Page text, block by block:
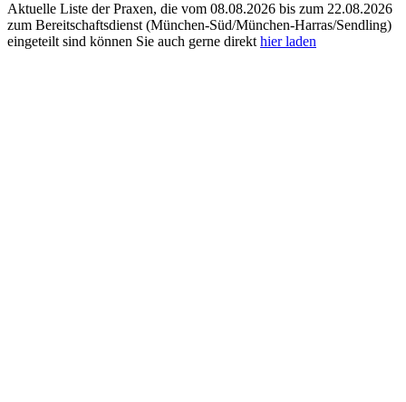
Aktuelle Liste der Praxen, die vom 08.08.2026 bis zum 22.08.2026
zum Bereitschaftsdienst (München-Süd/München-Harras/Sendling)
eingeteilt sind können Sie auch gerne direkthier laden